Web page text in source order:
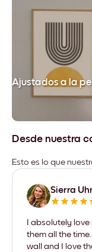
Ajustados a la
Desde nuestra
Esto es lo que
Sierra
I absolutely
them all the
wall and I love